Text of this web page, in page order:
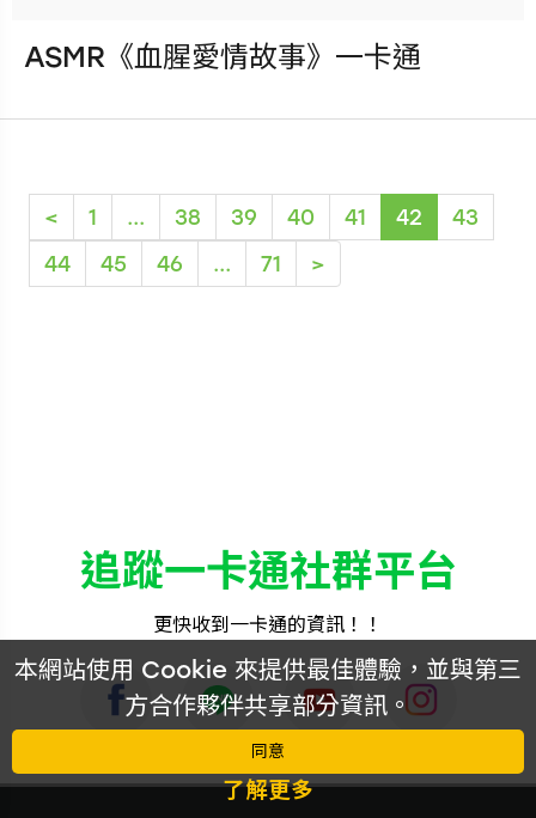
發行：2023-03-31
卡種：一卡通儲值卡-普通卡
ASMR《血腥愛情故事》一卡通
< 1 ... 38 39 40 41 42
(current)
43
44
45 46 ... 71 >
追蹤一卡通社群平台
更快收到一卡通的資訊！！
本網站使用 Cookie 來提供最佳體驗，並與第三
方合作夥伴共享部分資訊。
同意
了解更多